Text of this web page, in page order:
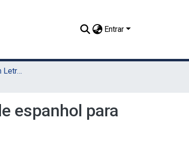
Entrar
TCC - Licenciatura em Letras (Sede)
espanhol para